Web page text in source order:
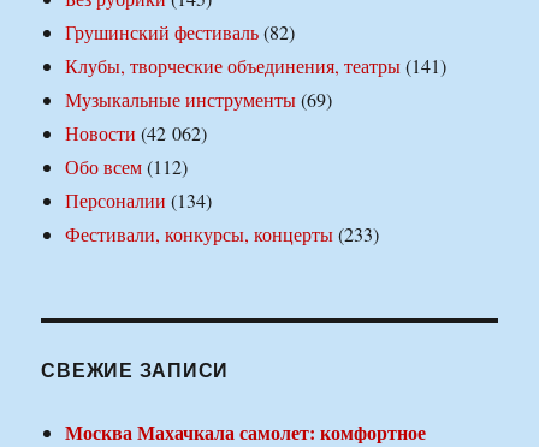
Грушинский фестиваль(82)
Клубы, творческие объединения, театры(141)
Музыкальные инструменты(69)
Новости (42 062)
Обо всем(112)
Персоналии (134)
Фестивали, конкурсы, концерты(233)
СВЕЖИЕ ЗАПИСИ
Москва Махачкала самолет: комфортное